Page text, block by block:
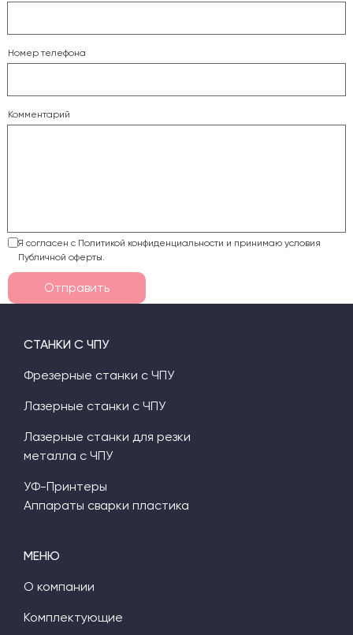
Номер телефона
Комментарий
Я согласен с Политикой конфиденциальности и принимаю условия
Публичной оферты.
Отправить
МЕНЮ
О компании
Комплектующие
СТАНКИ С ЧПУ
Фрезерные станки с ЧПУ
Лазерные станки с ЧПУ
Лазерные станки для резки
металла с ЧПУ
УФ-Принтеры
Аппараты сварки пластика